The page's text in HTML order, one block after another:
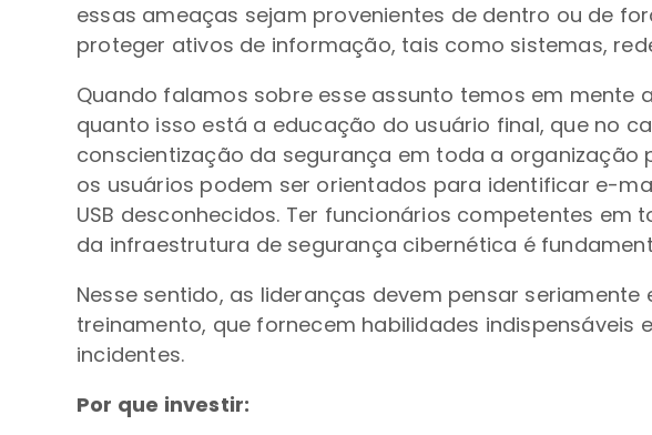
essas ameaças sejam provenientes de dentro ou de
proteger ativos de informação, tais como sistemas,
Quando falamos sobre esse assunto temos em
quanto isso está a educação do usuário final, que no
conscientização da segurança em toda a organização
os usuários podem ser orientados para identificar e-
USB desconhecidos. Ter funcionários competentes
da infraestrutura de segurança cibernética é
Nesse sentido, as lideranças devem pensar
treinamento, que fornecem habilidades
incidentes.
Por que investir: